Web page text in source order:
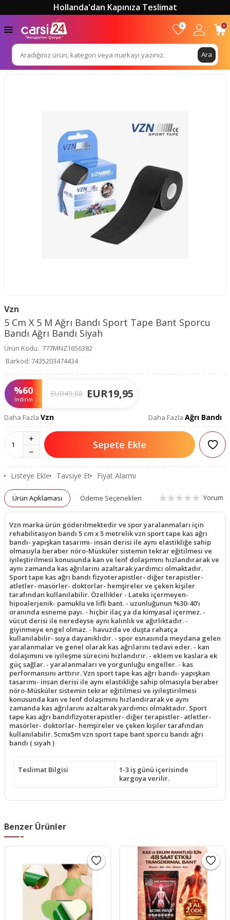
Hollanda'dan Kapınıza Teslimat
Ara
0 0
Vzn
5 Cm X 5 M Ağrı Bandı Sport Tape Bant Sporcu
Bandı Ağrı Bandı Siyah
Ürün Kodu: 777MNZ1656382
Barkod: 7435203474434
%60
İndirim
EUR49,88 EUR19,95
Daha Fazla Vzn Daha Fazla Ağrı Bandı
Sepete Ekle
Listeye Ekle Tavsiye Et Fiyat Alarmı
Ürün Açıklaması Ödeme Seçenekleri Yorum
Vzn marka ürün göderilmektedir ve spor yaralanmaları için
rehabilitasyon bandı 5 cm x 5 metrelik vzn sport tape kas ağrı
bandı- yapışkan tasarımı- insan derisi ile aynı elastikliğe sahip
olmasıyla beraber nöro-Müsküler sistemin tekrar eğitilmesi ve
iyileştirilmesi konusunda kan ve lenf dolaşımını hızlandırarak ve
aynı zamanda kas ağrılarını azaltarak yardımcı olmaktadır.
Sport tape kas ağrı bandı fizyoterapistler- diğer terapistler-
atletler- masörler- doktorlar- hemşireler ve çeken kişiler
tarafından kullanılabilir. Özellikler - Lateks içermeyen-
hipoalerjenik- pamuklu ve lifli bant. - uzunluğunun %30-40’ı
oranında esneme payı. - hiçbir ilaç ya da kimyasal içermez. -
vücut derisi ile neredeyse aynı kalınlık ve ağırlıktadır. -
giyinmeye engel olmaz. - havuzda ve duşta rahatça
kullanılabilir- suya dayanıklıdır. - spor esnasında meydana gelen
yaralanmalar ve genel olarak kas ağrılarını tedavi eder. - kan
dolaşımını ve iyileşme sürecini hızlandırır. - eklem ve kaslara ek
güç sağlar. - yaralanmaları ve yorgunluğu engeller. - kas
performansını arttırır. Vzn sport tape kas ağrı bandı- yapışkan
tasarımı- insan derisi ile aynı elastikliğe sahip olmasıyla beraber
nöro-Müsküler sistemin tekrar eğitilmesi ve iyileştirilmesi
konusunda kan ve lenf dolaşımını hızlandırarak ve aynı
zamanda kas ağrılarını azaltarak yardımcı olmaktadır. Sport
tape kas ağrı bandıfizyoterapistler- diğer terapistler- atletler-
masörler- doktorlar- hemşireler ve çeken kişiler tarafından
kullanılabilir. 5cmx5m vzn sport tape bant sporcu bandı ağrı
bandı ( siyah )
Teslimat Bilgisi
1-3 iş günü içerisinde
kargoya verilir.
Benzer Ürünler